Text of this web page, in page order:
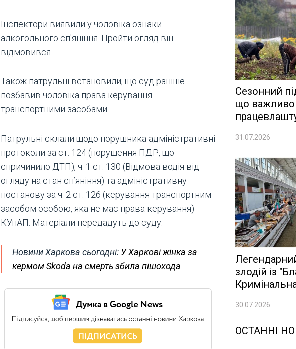
Інспектори виявили у чоловіка ознаки
алкогольного сп'яніння. Пройти огляд він
відмовився.
Також патрульні встановили, що суд раніше
позбавив чоловіка права керування
транспортними засобами.
Патрульні склали щодо порушника адміністративні
протоколи за ст. 124 (порушення ПДР, що
спричинило ДТП), ч. 1 ст. 130 (Відмова водія від
огляду на стан сп’яніння) та адміністративну
постанову за ч. 2 ст. 126 (керування транспортним
засобом особою, яка не має права керування)
КУпАП. Матеріали передадуть до суду.
Новини Харкова сьогодні: У Харкові жінка за
кермом Skoda на смерть збила пішохода
Сезонний
що важливо
31.07.2026
злодій із
30.07.2026
ОСТАННІ